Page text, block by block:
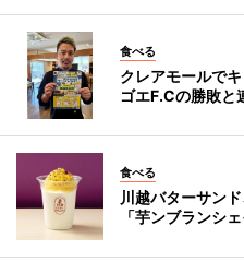
食べる
クレアモールで
ゴエF.Cの勝敗と
食べる
川越バターサン
「芋ンブランシ